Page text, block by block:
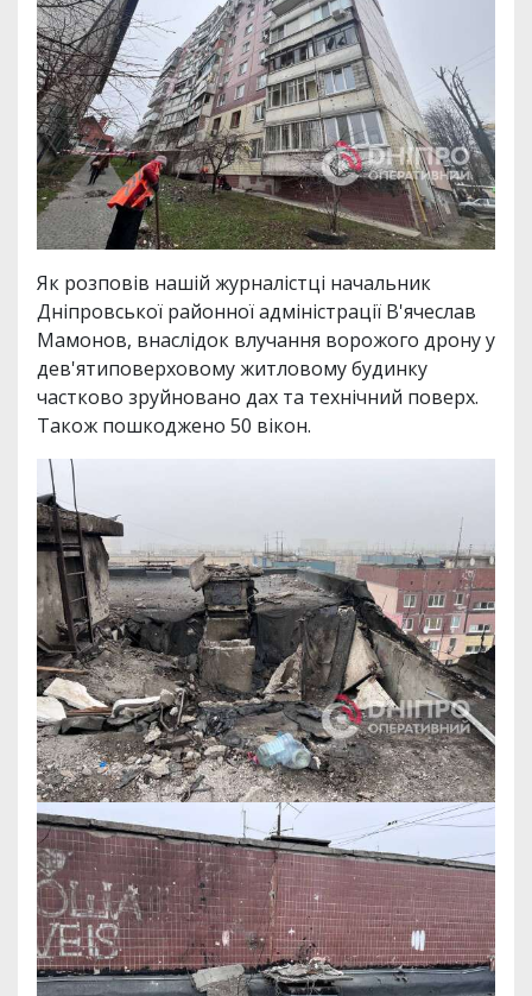
Як розповів нашій журналістці начальник
Дніпровської районної адміністрації В'ячеслав
Мамонов, внаслідок влучання ворожого дрону у
дев'ятиповерховому житловому будинку
частково зруйновано дах та технічний поверх.
Також пошкоджено 50 вікон.